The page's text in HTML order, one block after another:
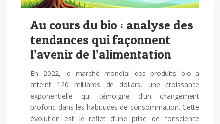
Au cours du bio : analyse des
tendances qui façonnent
l’avenir de l’alimentation
En 2022, le marché mondial des produits bio a
atteint 120 milliards de dollars, une croissance
exponentielle qui témoigne d’un changement
profond dans les habitudes de consommation. Cette
évolution est le reflet d’une prise de conscience